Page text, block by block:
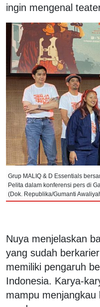
ingin mengenal
Grup MALIQ & D Essentials
Pelita dalam konferensi pers di
(Dok. Republika/Gumanti
Nuya menjelaskan
yang sudah
memiliki pengaruh
Indonesia. Karya-
mampu menjangkau